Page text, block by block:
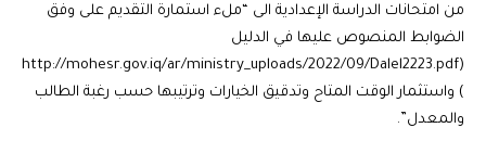
من امتحانات الدراسة الإعدادية الى “ملء استمارة التقديم على وفق
الضوابط المنصوص عليها في الدليل
(http://mohesr.gov.iq/ar/ministry_uploads/2022/09/Dalel2223.pdf
) واستثمار الوقت المتاح وتدقيق الخيارات وترتيبها حسب رغبة الطالب
والمعدل”.